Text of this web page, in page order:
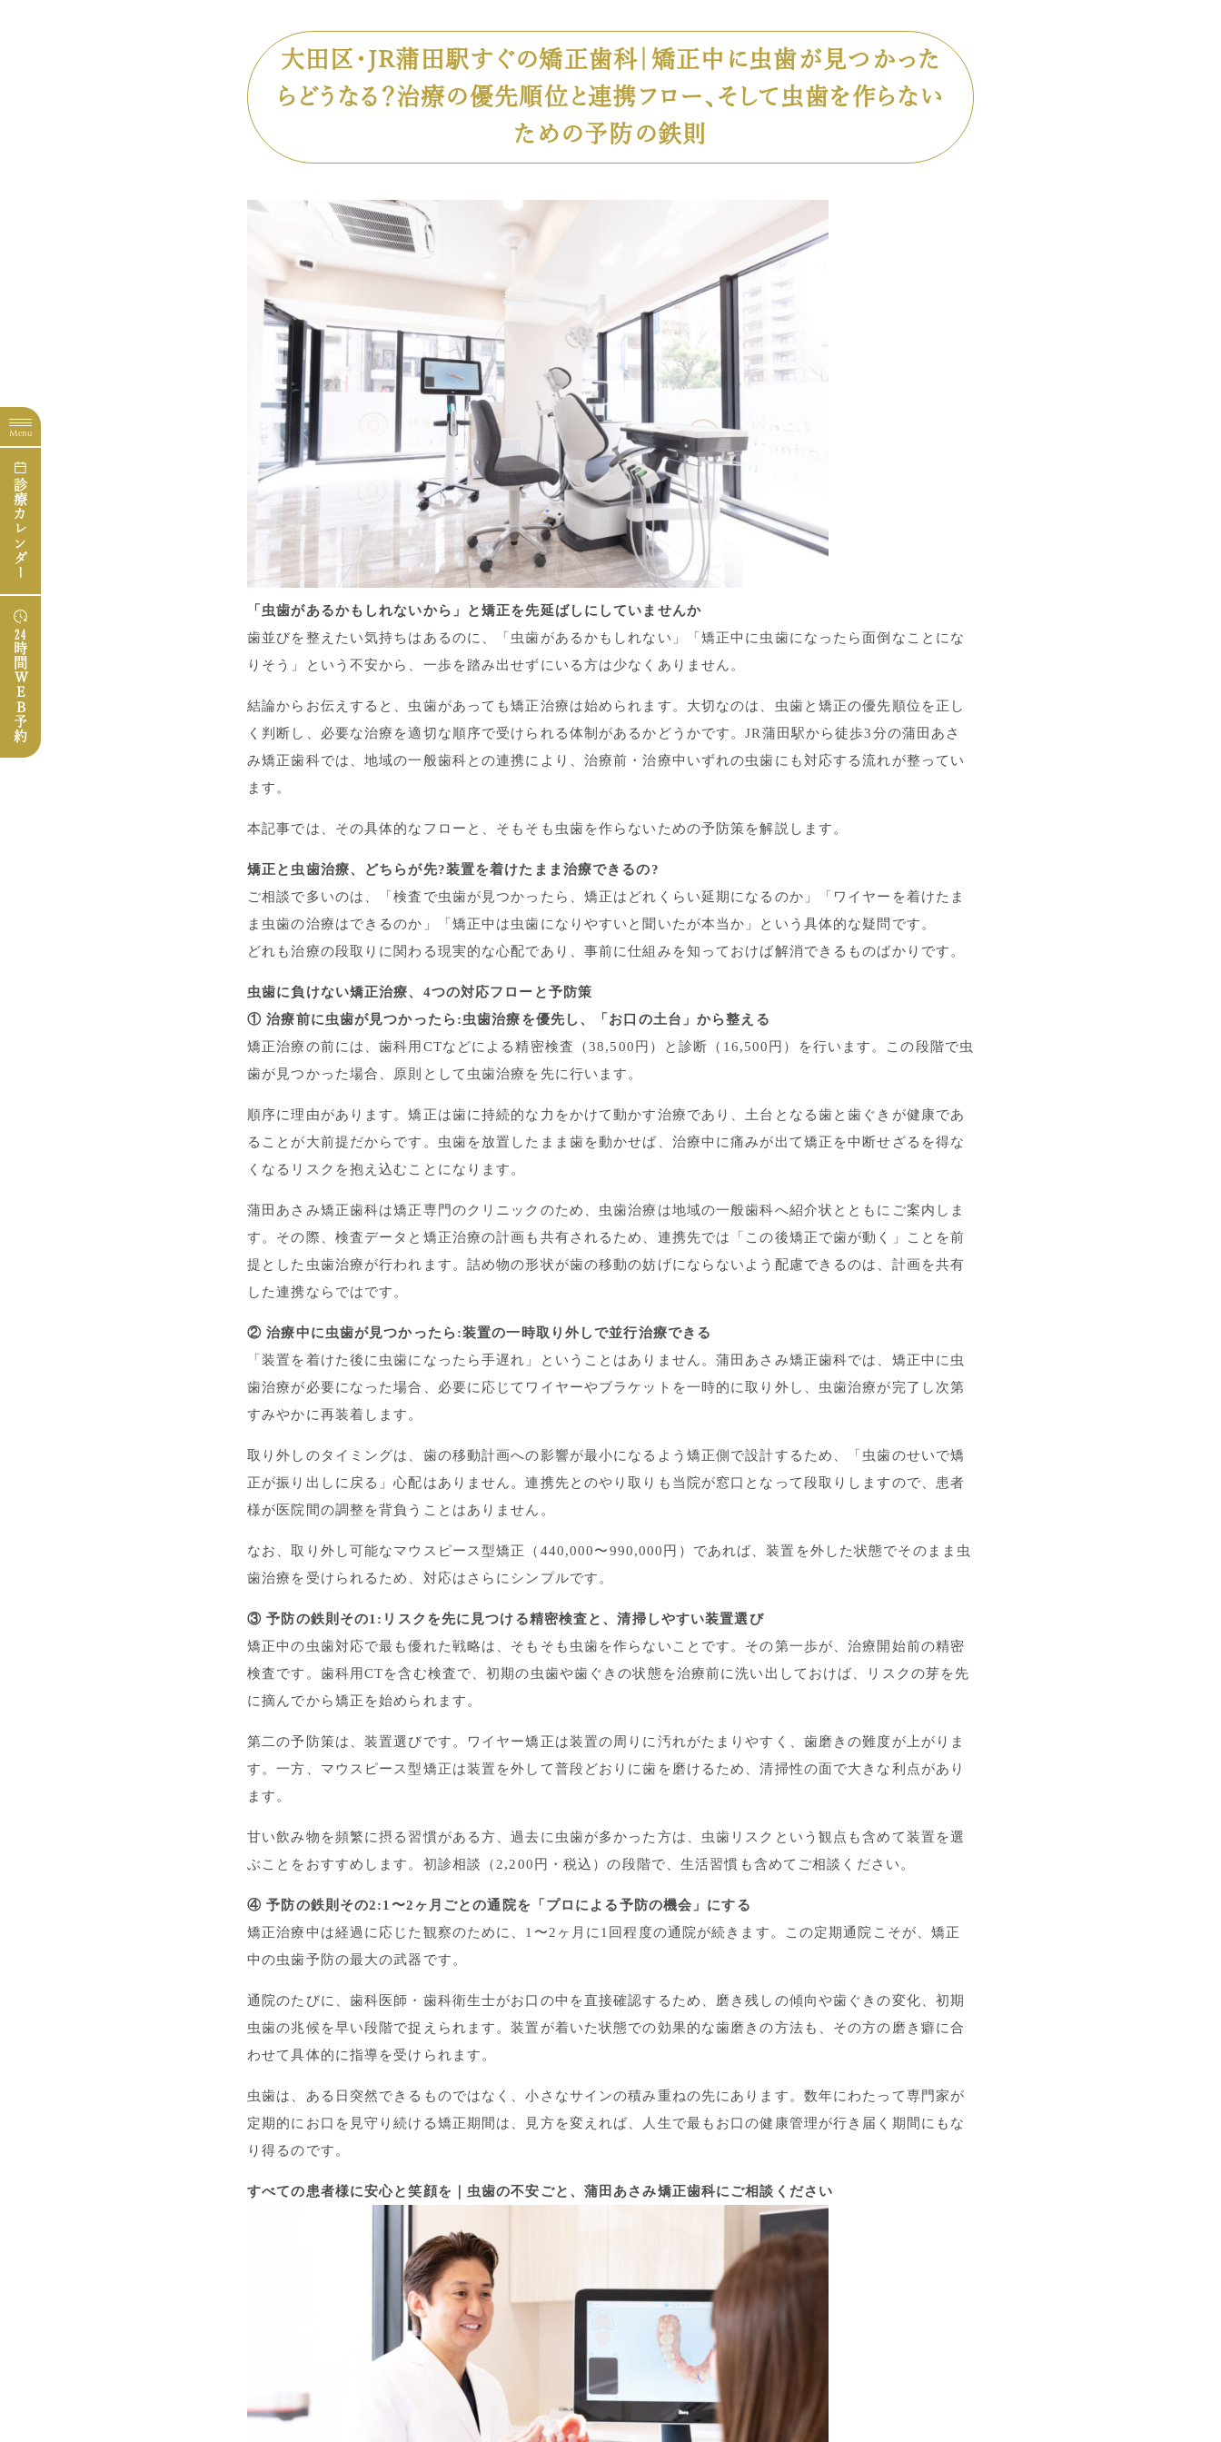
Menu
診療カレンダー
24
時間WEB予約
大田区・JR蒲田駅すぐの矯正歯科｜矯正中に虫歯が見つかった
らどうなる？治療の優先順位と連携フロー、そして虫歯を作らない
ための予防の鉄則
「虫歯があるかもしれないから」と矯正を先延ばしにしていませんか
歯並びを整えたい気持ちはあるのに、「虫歯があるかもしれない」「矯正中に虫歯になったら面倒なことにな
りそう」という不安から、一歩を踏み出せずにいる方は少なくありません。
結論からお伝えすると、虫歯があっても矯正治療は始められます。大切なのは、虫歯と矯正の優先順位を正し
く判断し、必要な治療を適切な順序で受けられる体制があるかどうかです。JR蒲田駅から徒歩3分の蒲田あさ
み矯正歯科では、地域の一般歯科との連携により、治療前・治療中いずれの虫歯にも対応する流れが整ってい
ます。
本記事では、その具体的なフローと、そもそも虫歯を作らないための予防策を解説します。
矯正と虫歯治療、どちらが先?装置を着けたまま治療できるの?
ご相談で多いのは、「検査で虫歯が見つかったら、矯正はどれくらい延期になるのか」「ワイヤーを着けたま
ま虫歯の治療はできるのか」「矯正中は虫歯になりやすいと聞いたが本当か」という具体的な疑問です。
どれも治療の段取りに関わる現実的な心配であり、事前に仕組みを知っておけば解消できるものばかりです。
虫歯に負けない矯正治療、4つの対応フローと予防策
① 治療前に虫歯が見つかったら:虫歯治療を優先し、「お口の土台」から整える
矯正治療の前には、歯科用CTなどによる精密検査（38,500円）と診断（16,500円）を行います。この段階で虫
歯が見つかった場合、原則として虫歯治療を先に行います。
順序に理由があります。矯正は歯に持続的な力をかけて動かす治療であり、土台となる歯と歯ぐきが健康であ
ることが大前提だからです。虫歯を放置したまま歯を動かせば、治療中に痛みが出て矯正を中断せざるを得な
くなるリスクを抱え込むことになります。
蒲田あさみ矯正歯科は矯正専門のクリニックのため、虫歯治療は地域の一般歯科へ紹介状とともにご案内しま
す。その際、検査データと矯正治療の計画も共有されるため、連携先では「この後矯正で歯が動く」ことを前
提とした虫歯治療が行われます。詰め物の形状が歯の移動の妨げにならないよう配慮できるのは、計画を共有
した連携ならではです。
② 治療中に虫歯が見つかったら:装置の一時取り外しで並行治療できる
「装置を着けた後に虫歯になったら手遅れ」ということはありません。蒲田あさみ矯正歯科では、矯正中に虫
歯治療が必要になった場合、必要に応じてワイヤーやブラケットを一時的に取り外し、虫歯治療が完了し次第
すみやかに再装着します。
取り外しのタイミングは、歯の移動計画への影響が最小になるよう矯正側で設計するため、「虫歯のせいで矯
正が振り出しに戻る」心配はありません。連携先とのやり取りも当院が窓口となって段取りしますので、患者
様が医院間の調整を背負うことはありません。
なお、取り外し可能なマウスピース型矯正（440,000〜990,000円）であれば、装置を外した状態でそのまま虫
歯治療を受けられるため、対応はさらにシンプルです。
③ 予防の鉄則その1:リスクを先に見つける精密検査と、清掃しやすい装置選び
矯正中の虫歯対応で最も優れた戦略は、そもそも虫歯を作らないことです。その第一歩が、治療開始前の精密
検査です。歯科用CTを含む検査で、初期の虫歯や歯ぐきの状態を治療前に洗い出しておけば、リスクの芽を先
に摘んでから矯正を始められます。
第二の予防策は、装置選びです。ワイヤー矯正は装置の周りに汚れがたまりやすく、歯磨きの難度が上がりま
す。一方、マウスピース型矯正は装置を外して普段どおりに歯を磨けるため、清掃性の面で大きな利点があり
ます。
甘い飲み物を頻繁に摂る習慣がある方、過去に虫歯が多かった方は、虫歯リスクという観点も含めて装置を選
ぶことをおすすめします。初診相談（2,200円・税込）の段階で、生活習慣も含めてご相談ください。
④ 予防の鉄則その2:1〜2ヶ月ごとの通院を「プロによる予防の機会」にする
矯正治療中は経過に応じた観察のために、1〜2ヶ月に1回程度の通院が続きます。この定期通院こそが、矯正
中の虫歯予防の最大の武器です。
通院のたびに、歯科医師・歯科衛生士がお口の中を直接確認するため、磨き残しの傾向や歯ぐきの変化、初期
虫歯の兆候を早い段階で捉えられます。装置が着いた状態での効果的な歯磨きの方法も、その方の磨き癖に合
わせて具体的に指導を受けられます。
虫歯は、ある日突然できるものではなく、小さなサインの積み重ねの先にあります。数年にわたって専門家が
定期的にお口を見守り続ける矯正期間は、見方を変えれば、人生で最もお口の健康管理が行き届く期間にもな
り得るのです。
すべての患者様に安心と笑顔を｜虫歯の不安ごと、蒲田あさみ矯正歯科にご相談ください